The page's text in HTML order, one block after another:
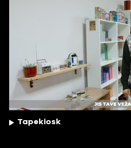
Tapekiosk